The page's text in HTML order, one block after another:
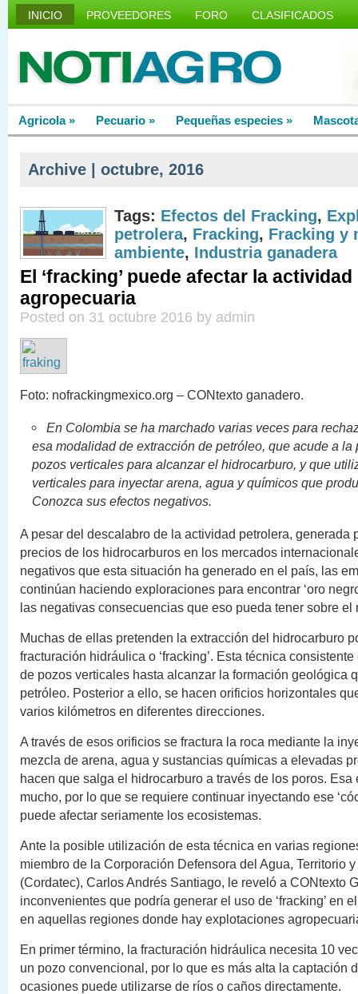
INICIO PROVEEDORES FORO CLASIFICADOS
Agricola» Pecuario » Pequeñas especies »
Archive | octubre, 2016
Tags: Efectos del Fracking,
petrolera, Fracking, Fracking y
ambiente, Industria ganadera
El ‘fracking’ puede afectar la actividad
agropecuaria
Posted on 31 octubre 2016 by admin
Foto: nofrackingmexico.org – CONtexto ganadero.
En Colombia se ha marchado varias veces para
esa modalidad de extracción de petróleo, que acude a la
pozos verticales para alcanzar el hidrocarburo, y que
verticales para inyectar arena, agua y químicos que
Conozca sus efectos negativos.
A pesar del descalabro de la actividad petrolera, generada
precios de los hidrocarburos en los mercados
negativos que esta situación ha generado en el país, las
continúan haciendo exploraciones para encontrar ‘oro
las negativas consecuencias que eso pueda tener sobre el
Muchas de ellas pretenden la extracción del hidrocarburo
fracturación hidráulica o ‘fracking’. Esta técnica
de pozos verticales hasta alcanzar la formación geológica
petróleo. Posterior a ello, se hacen orificios horizontales
varios kilómetros en diferentes direcciones.
A través de esos orificios se fractura la roca mediante la
mezcla de arena, agua y sustancias químicas a elevadas
hacen que salga el hidrocarburo a través de los poros. Esa
mucho, por lo que se requiere continuar inyectando ese
puede afectar seriamente los ecosistemas.
Ante la posible utilización de esta técnica en varias
miembro de la Corporación Defensora del Agua, Territorio
(Cordatec), Carlos Andrés Santiago, le reveló a CONtexto
inconvenientes que podría generar el uso de ‘fracking’ en
en aquellas regiones donde hay explotaciones
En primer término, la fracturación hidráulica necesita 10
un pozo convencional, por lo que es más alta la captación
ocasiones puede utilizarse de ríos o caños directamente.